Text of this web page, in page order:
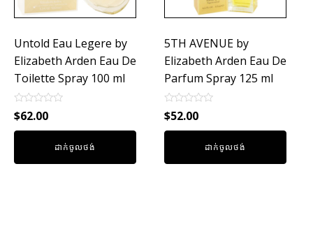
Untold Eau Legere by
Elizabeth Arden Eau De
Toilette Spray 100 ml
Rated
0
out
$62.00
ដាក់ចូលថង់
5TH AVENUE by
Elizabeth Arden Eau De
Parfum Spray 125 ml
Rated
0
out
$52.00
ដាក់ចូលថង់